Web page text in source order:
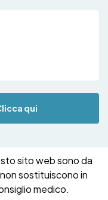
qui
sito web sono da
sostituiscono in
medico.